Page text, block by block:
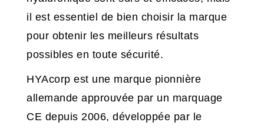
il est essentiel de bien choisir la marque
pour obtenir les meilleurs résultats
possibles en toute sécurité.
HYAcorp est une marque pionnière
allemande approuvée par un marquage
CE depuis 2006, développée par le